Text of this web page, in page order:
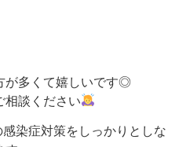
が多くて嬉しいです◎
相談ください
染症対策をしっかりとしな